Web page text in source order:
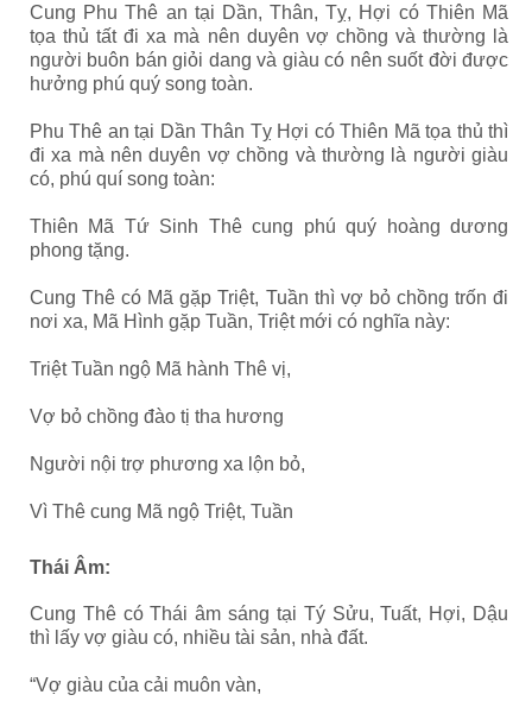
Cung Phu Thê an tại Dần, Thân, Tỵ, Hợi có Thiên Mã
tọa thủ tất đi xa mà nên duyên vợ chồng và thường là
người buôn bán giỏi dang và giàu có nên suốt đời được
hưởng phú quý song toàn.
Phu Thê an tại Dần Thân Tỵ Hợi có Thiên Mã tọa thủ thì
đi xa mà nên duyên vợ chồng và thường là người giàu
có, phú quí song toàn:
Thiên Mã Tứ Sinh Thê cung phú quý hoàng dương
phong tặng.
Cung Thê có Mã gặp Triệt, Tuần thì vợ bỏ chồng trốn đi
nơi xa, Mã Hình gặp Tuần, Triệt mới có nghĩa này:
Triệt Tuần ngộ Mã hành Thê vị,
Vợ bỏ chồng đào tị tha hương
Người nội trợ phương xa lộn bỏ,
Vì Thê cung Mã ngộ Triệt, Tuần
Thái Âm:
Cung Thê có Thái âm sáng tại Tý Sửu, Tuất, Hợi, Dậu
thì lấy vợ giàu có, nhiều tài sản, nhà đất.
“Vợ giàu của cải muôn vàn,